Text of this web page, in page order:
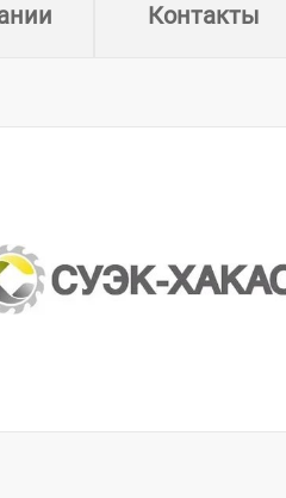
Контакты